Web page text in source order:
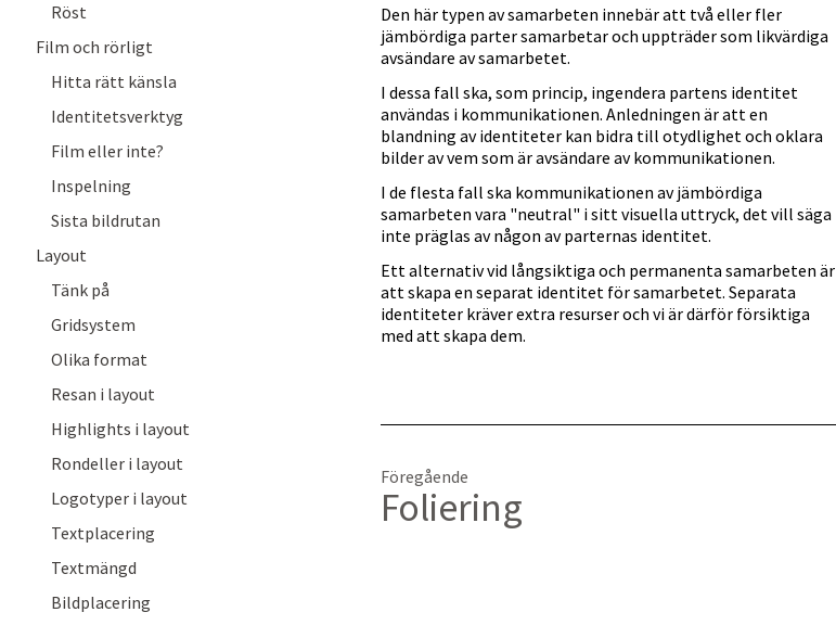
Röst
Film och rörligt
Hitta rätt känsla
Identitetsverktyg
Film eller inte?
Inspelning
Sista bildrutan
Layout
Tänk på
Gridsystem
Olika format
Resan i layout
Highlights i layout
Rondeller i layout
Logotyper i layout
Textplacering
Textmängd
Bildplacering
Den här typen av samarbeten innebär att två eller fler
jämbördiga parter samarbetar och uppträder som likvärdiga
avsändare av samarbetet.
I dessa fall ska, som princip, ingendera partens identitet
användas i kommunikationen. Anledningen är att en
blandning av identiteter kan bidra till otydlighet och oklara
bilder av vem som är avsändare av kommunikationen.
I de flesta fall ska kommunikationen av jämbördiga
samarbeten vara "neutral" i sitt visuella uttryck, det vill säga
inte präglas av någon av parternas identitet.
Ett alternativ vid långsiktiga och permanenta samarbeten är
att skapa en separat identitet för samarbetet. Separata
identiteter kräver extra resurser och vi är därför försiktiga
med att skapa dem.
Föregående
Foliering